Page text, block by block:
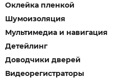
Оклейка пленкой
Шумоизоляция
Мультимедиа и навигация
Детейлинг
Доводчики дверей
Видеорегистраторы